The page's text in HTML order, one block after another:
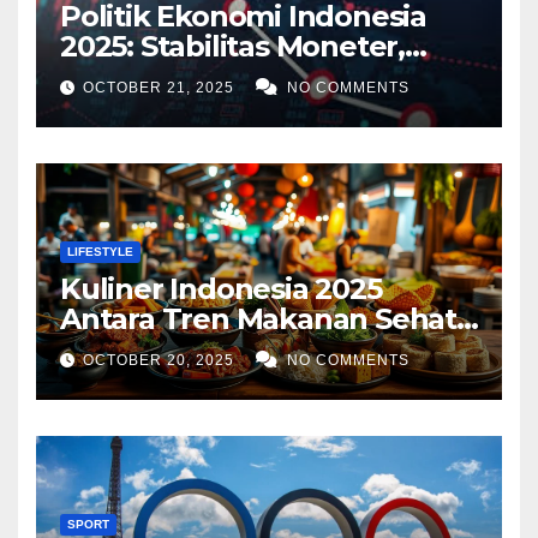
Politik Ekonomi Indonesia
2025: Stabilitas Moneter,
Tantangan Global, dan
Strategi Pertumbuhan
OCTOBER 21, 2025 NO COMMENTS
LIFESTYLE
Kuliner Indonesia 2025
Antara Tren Makanan Sehat,
Street Food Digital, dan
Ekspansi Global
OCTOBER 20, 2025 NO COMMENTS
SPORT